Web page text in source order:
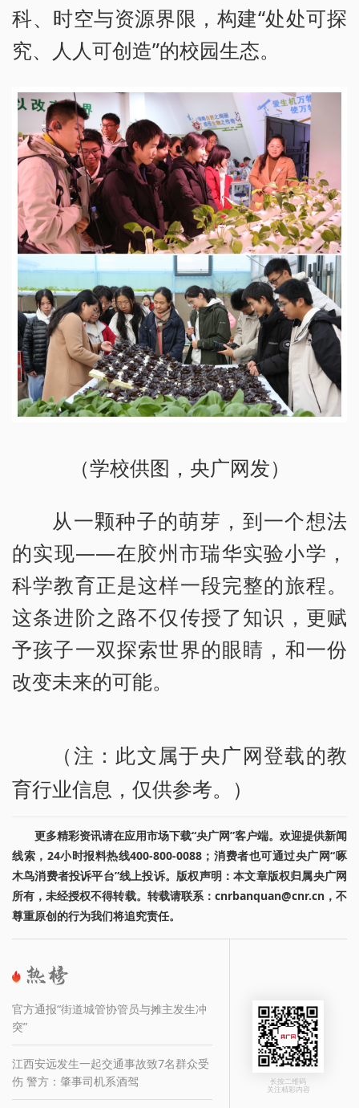
科、时空与资源界限，构建“处处可探
究、人人可创造”的校园生态。
（学校供图，央广网发）
从一颗种子的萌芽，到一个想法
的实现——在胶州市瑞华实验小学，
科学教育正是这样一段完整的旅程。
这条进阶之路不仅传授了知识，更赋
予孩子一双探索世界的眼睛，和一份
改变未来的可能。
（注：此文属于央广网登载的教
育行业信息，仅供参考。）
更多精彩资讯请在应用市场下载“央广网”客户端。欢迎提供新闻
线索，24小时报料热线400-800-0088；消费者也可通过央广网“啄
木鸟消费者投诉平台”线上投诉。版权声明：本文章版权归属央广网
所有，未经授权不得转载。转载请联系：cnrbanquan@cnr.cn，不
尊重原创的行为我们将追究责任。
官方通报“街道城管协管员与摊主发生冲
突”
江西安远发生一起交通事故致7名群众受
伤 警方：肇事司机系酒驾
长按二维码
关注精彩内容